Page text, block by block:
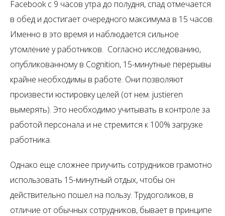
Facebook с 9 часов утра до полудня, спад отмечается
в обед и достигает очередного максимума в 15 часов.
Именно в это время и наблюдается сильное
утомление у работников. Согласно исследованию,
опубликованному в Cognition, 15-минутные перерывы
крайне необходимы в работе. Они позволяют
произвести юстировку целей (от нем. justieren
вымерять). Это необходимо учитывать в контроле за
работой персонала и не стремится к 100% загрузке
работника.
Однако еще сложнее приучить сотрудников грамотно
использовать 15-минутный отдых, чтобы он
действительно пошел на пользу. Трудоголиков, в
отличие от обычных сотрудников, бывает в принципе